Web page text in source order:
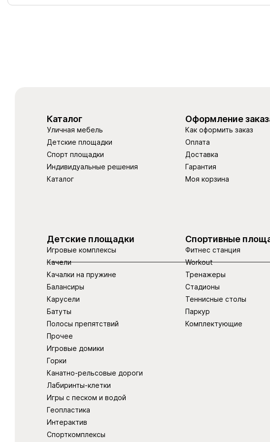
Каталог
Уличная мебель
Детские площадки
Спорт площадки
Индивидуальные решения
Каталог
Оформление
Как оформить заказ
Оплата
Доставка
Гарантия
Моя корзина
Детские площадки
Игровые комплексы
Качели
Качалки на пружине
Балансиры
Карусели
Батуты
Полосы препятствий
Прочее
Игровые домики
Горки
Канатно-рельсовые дороги
Лабиринты-клетки
Игры с песком и водой
Геопластика
Интерактив
Спорткомплексы
Спортивные
Фитнес станция
Workout
Тренажеры
Стадионы
Теннисные столы
Паркур
Комплектующие